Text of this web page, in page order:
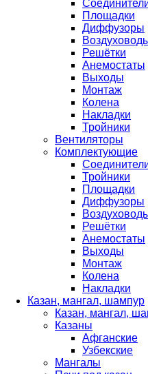
Площадки
Диффузоры
Решётки
Анемостаты
Выходы
Монтаж
Колена
Накладки
Тройники
Вентиляторы
Комплектующие
Тройники
Площадки
Диффузоры
Решётки
Анемостаты
Выходы
Монтаж
Колена
Накладки
Казан, мангал, шампур
Казан, мангал,
Казаны
Афганские
Узбекские
Мангалы